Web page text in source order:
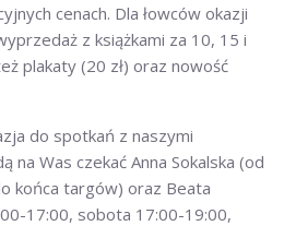
cenach. Dla łowców okazji
z książkami za 10, 15 i
plakaty (20 zł) oraz nowość
do spotkań z naszymi
na Was czekać Anna Sokalska (od
końca targów) oraz Beata
17:00, sobota 17:00-19:00,